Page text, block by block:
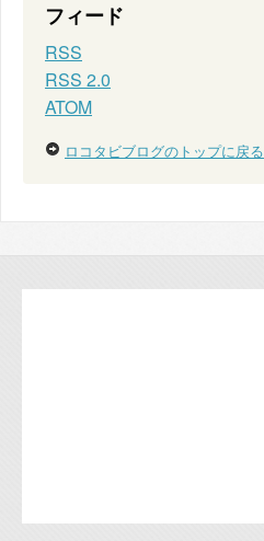
フィード
RSS
RSS 2.0
ATOM
ロコタビブログのトップに戻る